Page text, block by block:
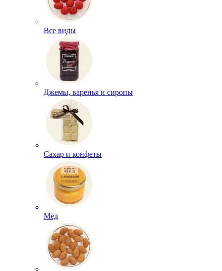
Все виды
Джемы, варенья и сиропы
Сахар и конфеты
Мед